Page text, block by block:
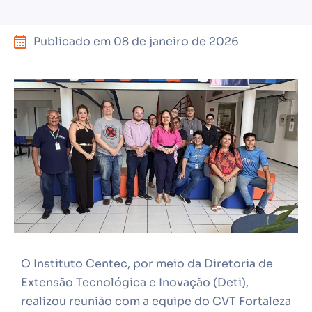
Publicado em 08 de janeiro de 2026
O Instituto Centec, por meio da Diretoria de
Extensão Tecnológica e Inovação (Deti),
realizou reunião com a equipe do CVT Fortaleza